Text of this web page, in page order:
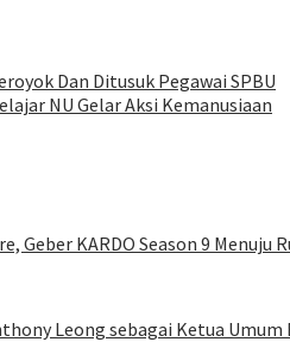
Dan Ditusuk Pegawai SPBU
NU Gelar Aksi Kemanusiaan
Geber KARDO Season 9 Menuju
Leong sebagai Ketua Umum